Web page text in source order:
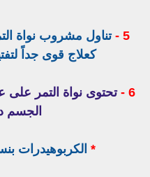
5 -
تناول مشروب نواة
كعلاج قوى جداً
6 -
تحتوى نواة التمر على
الجسم
* الكربوهيدرات بنسبة 62,50 فى